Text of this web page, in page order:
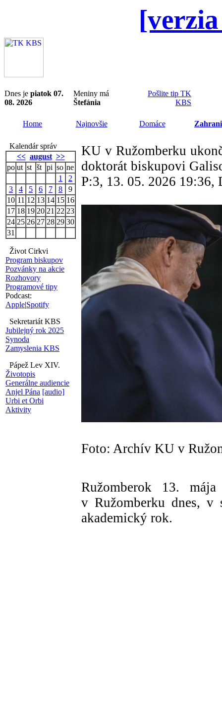
Dnes je piatok 07.
08. 2026
Meniny má
Štefánia
Pošlite tip TK
KBS
Home Najnovšie Domáce
Kalendár správ
<< august >>
po ut st št pi so ne
1
2
3
4 5 6 7 8
9
10 11 12 13 14 15 16
17 18 19 20 21 22 23
24 25 26 27 28 29 30
31
Život Cirkvi
Program biskupov
Pozvánky na akcie
Rozhovory
Programové tipy
Podcast:
Apple|Spotify
Sekretariát KBS
Jubilejný rok 2025
Synoda
Zamyslenia KBS
Pápež Lev XIV.
Životopis
Generálne audiencie
Anjel Pána [audio]
Urbi et Orbi
Aktivity
KU v Ružomberku
doktorát biskupovi
P:3, 13. 05. 2026 19:36,
Foto: Archív KU v
Ružomberok 13.
v Ružomberku dnes, v
akademický rok.